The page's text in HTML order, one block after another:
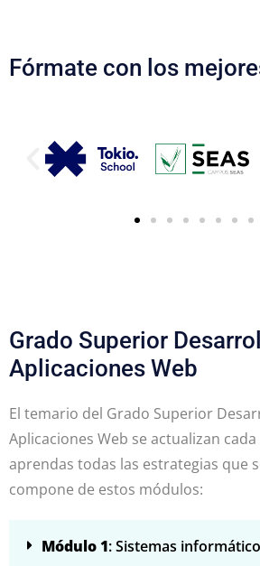
Fórmate con los
Grado Superior
Aplicaciones Web
El temario del Grado Superior
Aplicaciones Web se actualizan
aprendas todas las estrategias que
compone de estos módulos:
Módulo 1: Sistemas